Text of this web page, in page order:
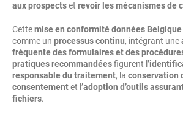
aux prospectset revoir les mécanismes de
Cettemise en conformité données Belgique
comme un processus continu, intégrant une
fréquente des formulaires et des
pratiques recommandéesfigurent l’
responsable du traitement, la conservation
consentementet l’adoption d’outils
fichiers.